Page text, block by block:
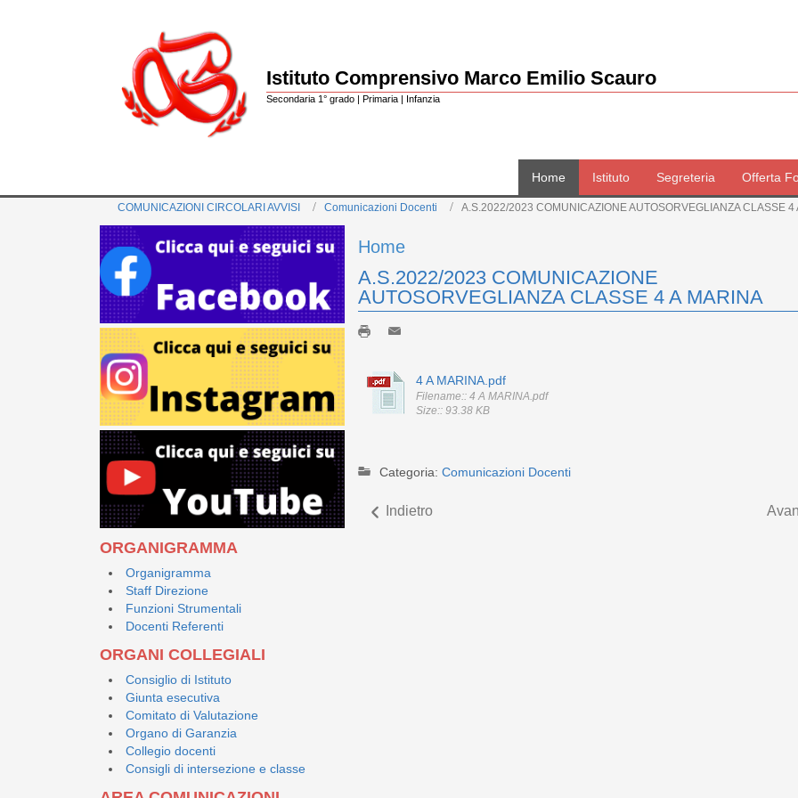
Istituto Comprensivo Marco Emilio Scauro
Secondaria 1° grado | Primaria | Infanzia
Home Istituto Segreteria Offerta
COMUNICAZIONI CIRCOLARI AVVISI Comunicazioni Docenti A.S.2022/2023 COMUNICAZIONE AUTOSORVEGLIANZA CLASSE 4
ORGANIGRAMMA
Organigramma
Staff Direzione
Funzioni Strumentali
Docenti Referenti
ORGANI COLLEGIALI
Consiglio di Istituto
Giunta esecutiva
Comitato di Valutazione
Organo di Garanzia
Collegio docenti
Consigli di intersezione e classe
Home
A.S.2022/2023 COMUNICAZIONE
AUTOSORVEGLIANZA CLASSE 4 A MARINA
4 A MARINA.pdf
Filename:: 4 A MARINA.pdf
Size:: 93.38 KB
Categoria: Comunicazioni Docenti
Indietro